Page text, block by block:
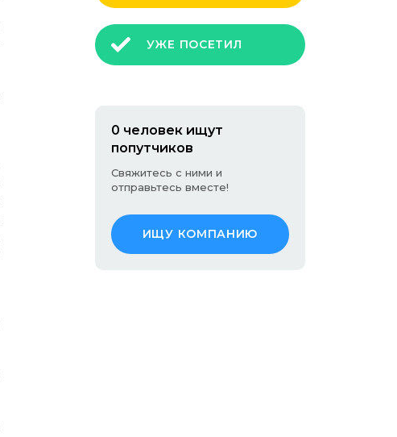
УЖЕ ПОСЕТИЛ
0 человек ищут
попутчиков
Свяжитесь с ними и
отправьтесь вместе!
ИЩУ КОМПАНИЮ